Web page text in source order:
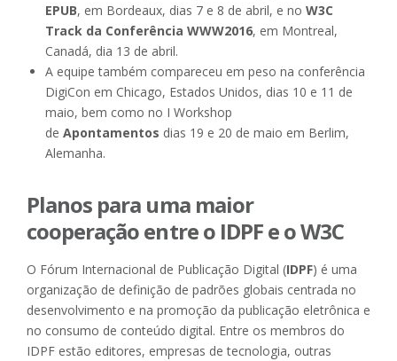
EPUB, em Bordeaux, dias 7 e 8 de abril, e no W3C
Track da Conferência WWW2016, em Montreal,
Canadá, dia 13 de abril.
A equipe também compareceu em peso na conferência
DigiCon em Chicago, Estados Unidos, dias 10 e 11 de
maio, bem como no I Workshop
de Apontamentos dias 19 e 20 de maio em Berlim,
Alemanha.
Planos para uma maior
cooperação entre o IDPF e o W3C
O Fórum Internacional de Publicação Digital (IDPF) é uma
organização de definição de padrões globais centrada no
desenvolvimento e na promoção da publicação eletrônica e
no consumo de conteúdo digital. Entre os membros do
IDPF estão editores, empresas de tecnologia, outras